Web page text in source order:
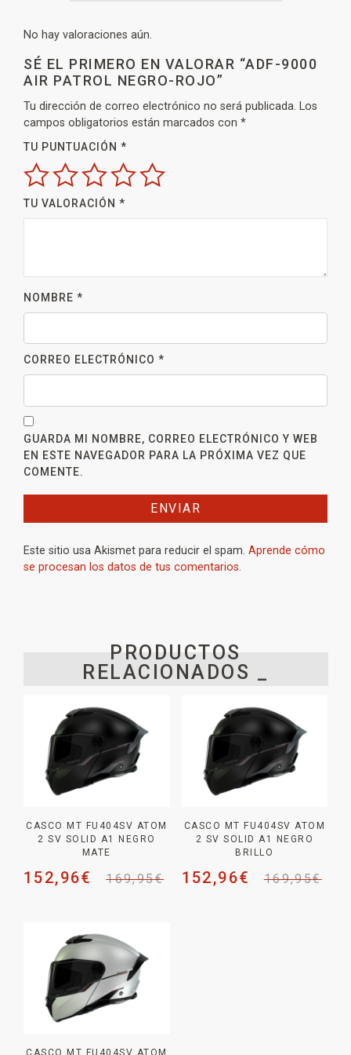
No hay valoraciones aún.
SÉ EL PRIMERO EN VALORAR “ADF-9000
AIR PATROL NEGRO-ROJO”
Tu dirección de correo electrónico no será publicada. Los
campos obligatorios están marcados con *
TU PUNTUACIÓN *
TU VALORACIÓN *
NOMBRE *
CORREO ELECTRÓNICO *
GUARDA MI NOMBRE, CORREO ELECTRÓNICO Y WEB
EN ESTE NAVEGADOR PARA LA PRÓXIMA VEZ QUE
COMENTE.
Este sitio usa Akismet para reducir el spam. Aprende cómo
se procesan los datos de tus comentarios.
PRODUCTOS
RELACIONADOS _
CASCO MT FU404SV ATOM
2 SV SOLID A1 NEGRO
MATE
169,95€
152,96€
CASCO MT FU404SV ATOM
2 SV SOLID A1 NEGRO
BRILLO
169,95€
152,96€
CASCO MT FU404SV ATOM